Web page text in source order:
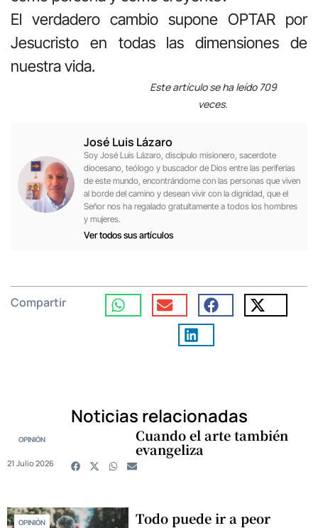
El verdadero cambio supone OPTAR por
Jesucristo en todas las dimensiones de
nuestra vida.
Este artículo se ha leído 709
veces.
José Luis Lázaro
Soy José Luis Lázaro, discípulo misionero, sacerdote
diocesano, teólogo y buscador de Dios entre las periferias
de este mundo, encontrándome con las personas que viven
al borde del camino y desean vivir con la dignidad, que el
Señor nos ha regalado gratuitamente a todos los hombres
y mujeres.
Ver todos sus artículos
Compartir
Noticias relacionadas
OPINIÓN Cuando el arte también
evangeliza
21 Julio 2026
OPINIÓN Todo puede ir a peor